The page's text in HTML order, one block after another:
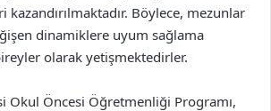
Böylece, mezunlar
dinamiklere uyum sağlama
olarak yetişmektedirler.
Okul Öncesi Öğretmenliği Programı,